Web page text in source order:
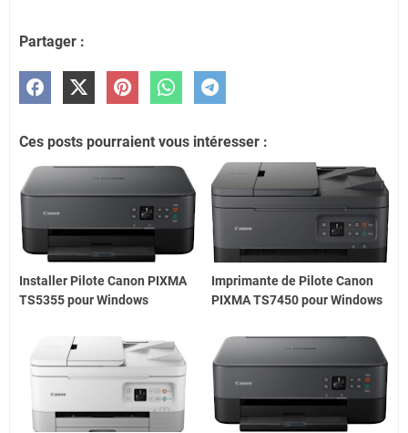
Partager :
Ces posts pourraient vous intéresser :
Installer Pilote Canon PIXMA
TS5355 pour Windows
Imprimante de Pilote Canon
PIXMA TS7450 pour Windows